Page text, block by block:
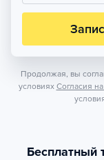
Продолжая, вы
условиях Согласия
Бесплатный